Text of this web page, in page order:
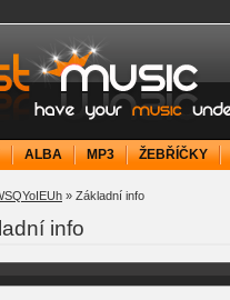
your music under
ALBA MP3 ŽEBŘÍČKY
» Základní info
info